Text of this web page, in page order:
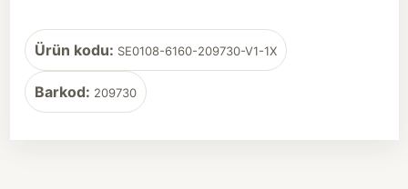
Ürün kodu: SE0108-6160-209730-V1-1X
Barkod: 209730